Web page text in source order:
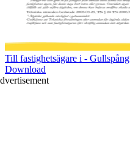
Till fastighetsägare i - Gullspång
Download